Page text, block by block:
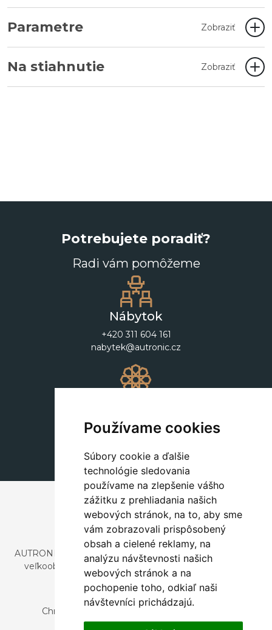
Používame cookies
Súbory cookie a ďalšie
technológie sledovania
používame na zlepšenie vášho
zážitku z prehliadania našich
webových stránok, na to, aby sme
vám zobrazovali prispôsobený
obsah a cielené reklamy, na
analýzu návštevnosti našich
webových stránok a na
pochopenie toho, odkiaľ naši
návštevníci prichádzajú.
Parametre Zobraziť
Na stiahnutie Zobraziť
Potrebujete poradiť?
Radi vám pomôžeme
Nábytok
+420 311 604 161
nabytek@autronic.cz
+420 311 604 182
dekorace@autronic.cz
AUTRONIC, s.r.o. je spoločnosť zaoberajúca sa dovozom a
veľkoobchodným predajom dizajnového aj štýlového
nábytku a dekorácií.
Česká republika
Chrustenice 270, 267 12 Loděnice u Berouna